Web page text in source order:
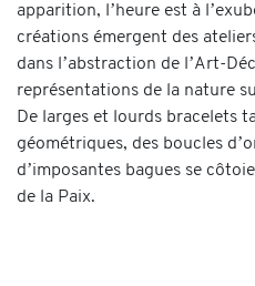
apparition, l’heure est à
créations émergent des
dans l’abstraction de l’Art-
représentations de la nature
De larges et lourds bracelets
géométriques, des boucles
d’imposantes bagues se
de la Paix.